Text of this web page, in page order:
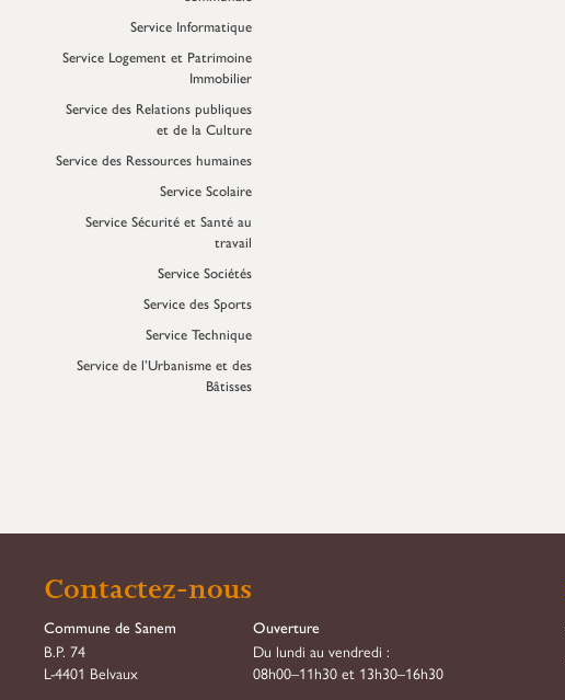
Service Informatique
Service Logement et Patrimoine
Immobilier
Service des Relations publiques
et de la Culture
Service des Ressources humaines
Service Scolaire
Service Sécurité et Santé au
travail
Service Sociétés
Service des Sports
Service Technique
Service de l’Urbanisme et des
Bâtisses
Contactez-nous
Commune de Sanem
B.P. 74
L-4401 Belvaux
Ouverture
Du lundi au vendredi :
08h00–11h30 et 13h30–16h30